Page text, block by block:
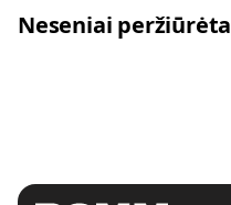
Neseniai peržiūrėta